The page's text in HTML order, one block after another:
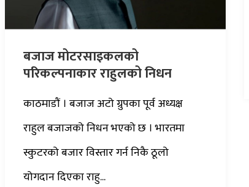
बजाज मोटरसाइकलको
परिकल्पनाकार राहुलको निधन
काठमाडौं । बजाज अटो ग्रुपका पूर्व अध्यक्ष
राहुल बजाजको निधन भएको छ । भारतमा
स्कुटरको बजार विस्तार गर्न निकै ठूलो
योगदान दिएका राहु...